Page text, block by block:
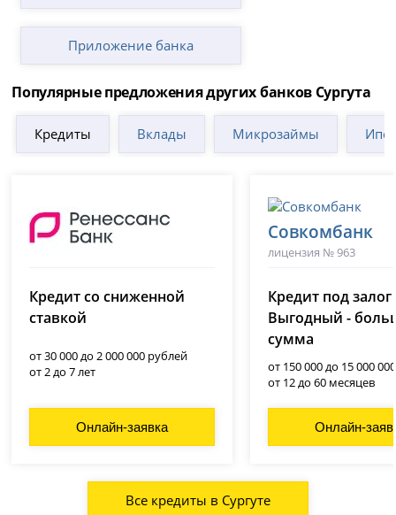
Приложение банка
Популярные предложения других банков Сургута
Кредиты Вклады Микрозаймы
(Ренессанс Кредит)
лицензия № 3354
Кредит со сниженной
ставкой
от 30 000 до 2 000 000 рублей
от 2 до 7 лет
Онлайн-заявка
Совкомбанк
лицензия № 963
Кредит под залог
Выгодный -
сумма
от 150 000 до 15 000
от 12 до 60 месяцев
Онлайн-
Все кредиты в Сургуте